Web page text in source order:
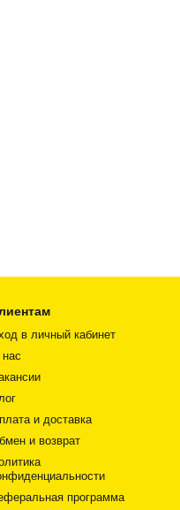
в личный кабинет
и доставка
и возврат
программа